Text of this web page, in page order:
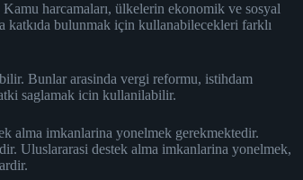
harcamaları, ülkelerin ekonomik ve sosyal
katkıda bulunmak için kullanabilecekleri farklı
Bunlar arasinda vergi reformu, istihdam
saglamak icin kullanilabilir.
alma imkanlarina yonelmek gerekmektedir.
Uluslararasi destek alma imkanlarina yonelmek,